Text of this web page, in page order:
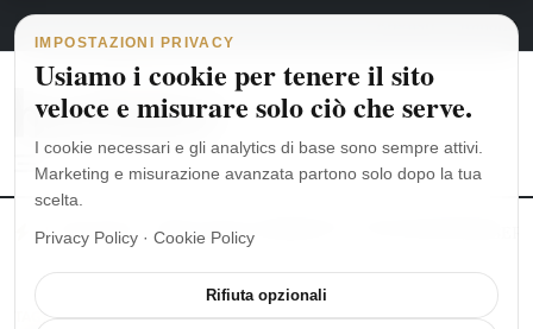
Vai al contenuto
Navigazione principale
8 agosto 2026 italiano
MoonSwatch: dalle origini al MISSION TO THE MOONPHASE
TAG HEUER
IMPOSTAZIONI PRIVACY
Usiamo i cookie per tenere il sito
veloce e misurare solo ciò che serve.
I cookie necessari e gli analytics di base sono sempre attivi.
Marketing e misurazione avanzata partono solo dopo la tua
scelta.
Privacy Policy · Cookie Policy
Rifiuta opzionali